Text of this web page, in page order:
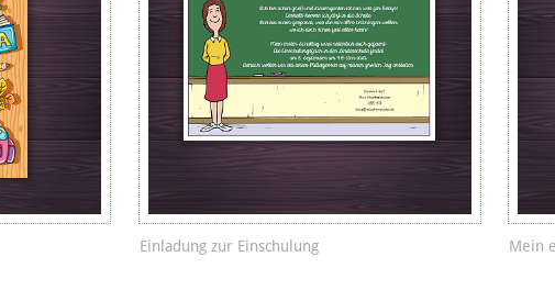
Einladung zur Einschulung Mein